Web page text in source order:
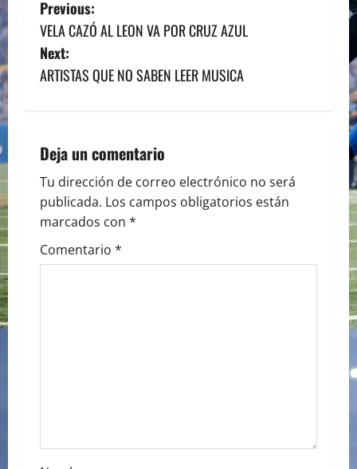
P
o
s
n
a
v
i
n
Previous:
VELA CAZÓ AL LEON VA POR CRUZ AZUL
Next:
ARTISTAS QUE NO SABEN LEER MUSICA
Deja un comentario
Tu dirección de correo electrónico no será
publicada. Los campos obligatorios están
marcados con *
Comentario *